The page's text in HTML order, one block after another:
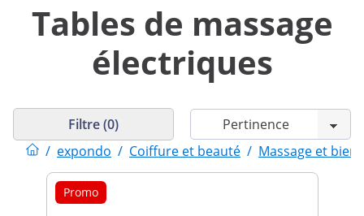
Tables de massage
électriques
/ expondo / Coiffure et beauté / Massage et
Filtre (0)
Promo